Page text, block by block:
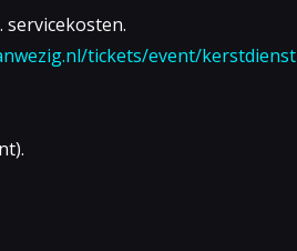
servicekosten.
tickets/event/kerstdienst